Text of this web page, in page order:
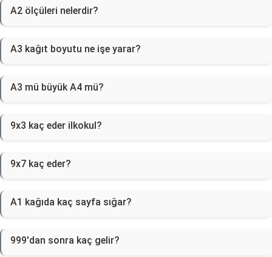
A2 ölçüleri nelerdir?
A3 kağıt boyutu ne işe yarar?
A3 mü büyük A4 mü?
9x3 kaç eder ilkokul?
9x7 kaç eder?
A1 kağıda kaç sayfa sığar?
999'dan sonra kaç gelir?